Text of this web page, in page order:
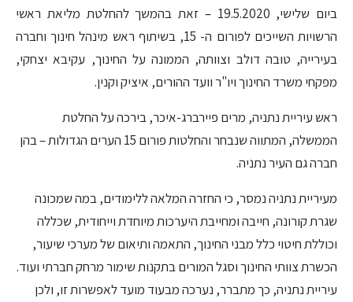
ביום שלישי, 19.5.2020 – זאת בהמשך להחלטת מליאת ראשי
הרשויות השייכים לפורום ה- 15, בשיתוף ראש מינהל חינוך וחברה
בעירייה, טובה דולב וצוותה, הממונה על החינוך, עקיבא יצחקי,
מפקחי משרד החינוך ויו"ר וועד ההורים, איציק וקנין.
ראש עיריית נתניה, מרים פיירברג-איכר, בירכה על החלטת
הממשלה, המתווה שנבחר והחלטות פורום 15 הערים הגדולות – בהן
חברה גם העיר נתניה.
מעיריית נתניה נמסר, כי החזרה המלאה ללימודים, במה שמכונה
שגרת קורונה, חייבה ומחייבת היערכות מיוחדת וייחודית, שכללה
וכוללת חיטוי כלל מבני החינוך, התאמה ותיאום של מערכי שיעור,
הכשרת צוותי החינוך וסגל המורים בתקנות שימור מרחק חברתי ועוד.
עיריית נתניה, כך מתברר, נערכה מבעוד מועד לאפשרות זו, ולכן